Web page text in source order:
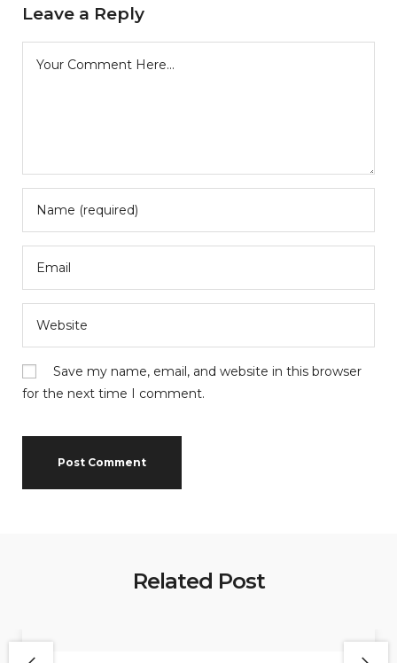
Leave a Reply
Save my name, email, and website in this browser
for the next time I comment.
Related Post